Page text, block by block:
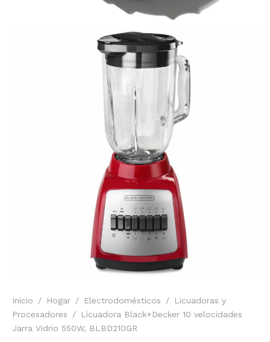
Inicio / Hogar / Electrodomésticos /
Licuadoras y
Procesadores
/
Licuadora Black+Decker 10 velocidades
Jarra Vidrio 550W, BLBD210GR